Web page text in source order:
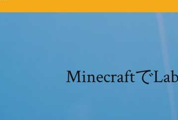
Minecraftで